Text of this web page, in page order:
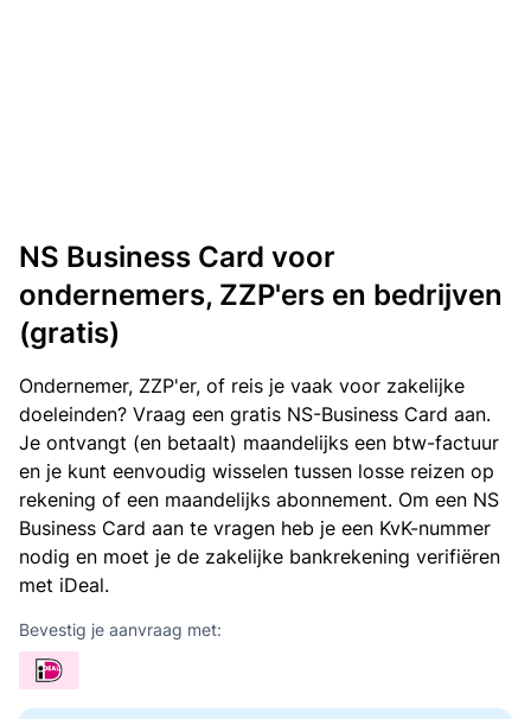
NS Business Card voor
ondernemers, ZZP'ers en bedrijven
(gratis)
Ondernemer, ZZP'er, of reis je vaak voor zakelijke
doeleinden? Vraag een gratis NS-Business Card aan.
Je ontvangt (en betaalt) maandelijks een btw-factuur
en je kunt eenvoudig wisselen tussen losse reizen op
rekening of een maandelijks abonnement. Om een NS
Business Card aan te vragen heb je een KvK-nummer
nodig en moet je de zakelijke bankrekening verifiëren
met iDeal.
Bevestig je aanvraag met: